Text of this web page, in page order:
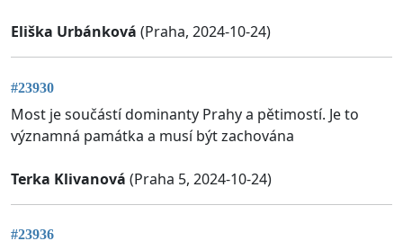
Eliška Urbánková (Praha, 2024-10-24)
#23930
Most je součástí dominanty Prahy a pětimostí. Je to
významná památka a musí být zachována
Terka Klivanová (Praha 5, 2024-10-24)
#23936